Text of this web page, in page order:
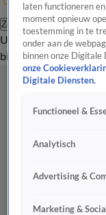
Zoeken
Uitzendingen
bijwonen
laten functioneren
moment opnieuw
toestemming in te
onder aan de
binnen onze
onze
Digitale Diensten.
Functioneel &
Analytisch
Advertising &
Marketing &